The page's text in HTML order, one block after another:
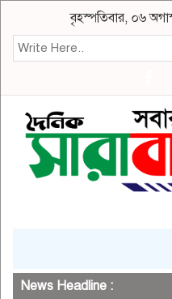
বৃহস্পতিবার, ০৬
News Headline :